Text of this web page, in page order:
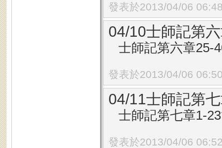
發表於2013/04/06
04/10士師記第
士師記第六章25-
發表於2013/04/06
04/11士師記第
士師記第七章1-
發表於2013/04/06